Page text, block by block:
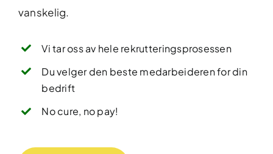
vanskelig.
Vi tar oss av hele rekrutteringsprosessen
Du velger den beste medarbeideren for din
bedrift
No cure, no pay!